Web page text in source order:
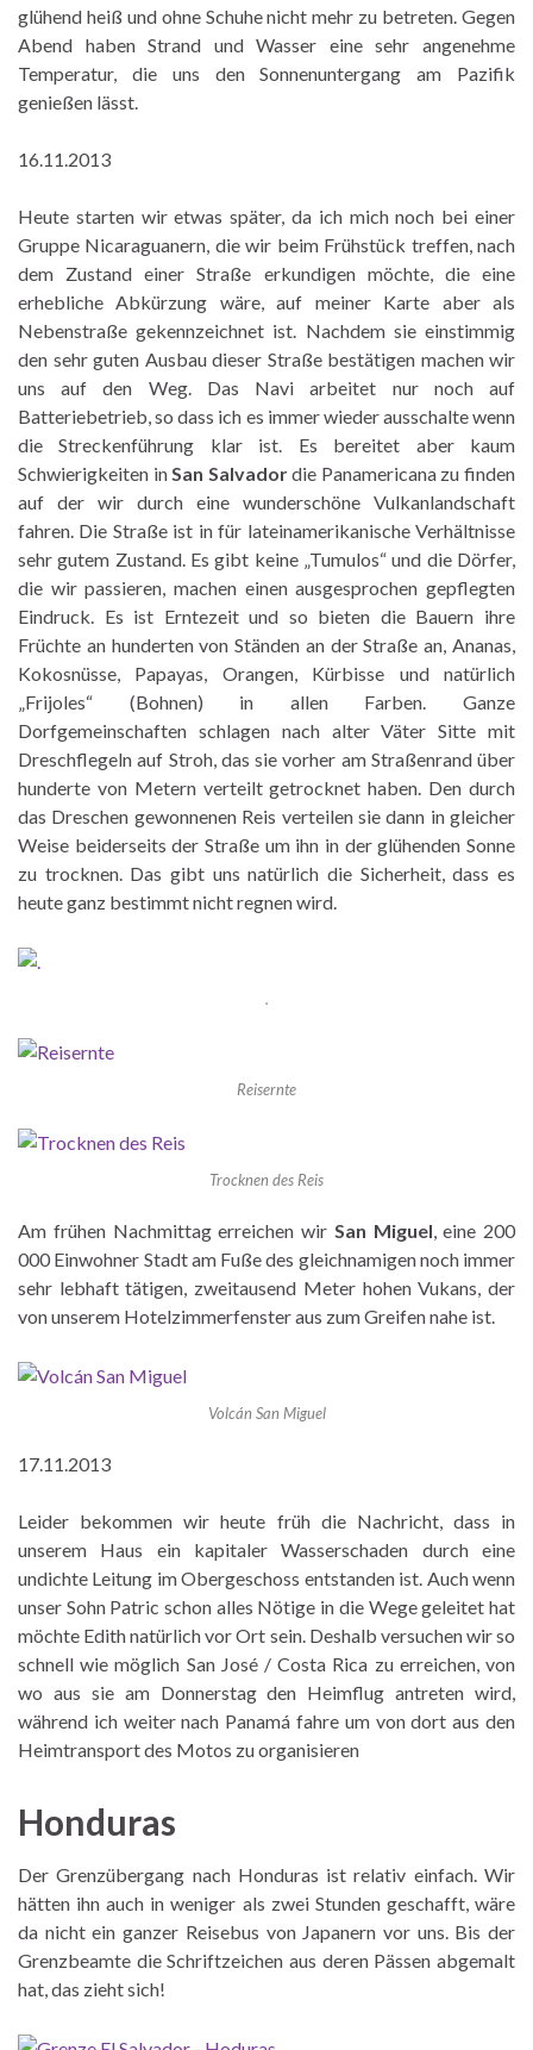
glühend heiß und ohne Schuhe nicht mehr zu betreten. Gegen
Abend haben Strand und Wasser eine sehr angenehme
Temperatur, die uns den Sonnenuntergang am Pazifik
genießen lässt.
16.11.2013
Heute starten wir etwas später, da ich mich noch bei einer
Gruppe Nicaraguanern, die wir beim Frühstück treffen, nach
dem Zustand einer Straße erkundigen möchte, die eine
erhebliche Abkürzung wäre, auf meiner Karte aber als
Nebenstraße gekennzeichnet ist. Nachdem sie einstimmig
den sehr guten Ausbau dieser Straße bestätigen machen wir
uns auf den Weg. Das Navi arbeitet nur noch auf
Batteriebetrieb, so dass ich es immer wieder ausschalte wenn
die Streckenführung klar ist. Es bereitet aber kaum
Schwierigkeiten inSan Salvadordie Panamericana zu finden
auf der wir durch eine wunderschöne Vulkanlandschaft
fahren. Die Straße ist in für lateinamerikanische Verhältnisse
sehr gutem Zustand. Es gibt keine „Tumulos“ und die Dörfer,
die wir passieren, machen einen ausgesprochen gepflegten
Eindruck. Es ist Erntezeit und so bieten die Bauern ihre
Früchte an hunderten von Ständen an der Straße an, Ananas,
Kokosnüsse, Papayas, Orangen, Kürbisse und natürlich
„Frijoles“ (Bohnen) in allen Farben. Ganze
Dorfgemeinschaften schlagen nach alter Väter Sitte mit
Dreschflegeln auf Stroh, das sie vorher am Straßenrand über
hunderte von Metern verteilt getrocknet haben. Den durch
das Dreschen gewonnenen Reis verteilen sie dann in gleicher
Weise beiderseits der Straße um ihn in der glühenden Sonne
zu trocknen. Das gibt uns natürlich die Sicherheit, dass es
heute ganz bestimmt nicht regnen wird.
.
Reisernte
Trocknen des Reis
Am frühen Nachmittag erreichen wir San Miguel, eine 200
000 Einwohner Stadt am Fuße des gleichnamigen noch immer
sehr lebhaft tätigen, zweitausend Meter hohen Vukans, der
von unserem Hotelzimmerfenster aus zum Greifen nahe ist.
Volcán San Miguel
17.11.2013
Leider bekommen wir heute früh die Nachricht, dass in
unserem Haus ein kapitaler Wasserschaden durch eine
undichte Leitung im Obergeschoss entstanden ist. Auch wenn
unser Sohn Patric schon alles Nötige in die Wege geleitet hat
möchte Edith natürlich vor Ort sein. Deshalb versuchen wir so
schnell wie möglich San José / Costa Rica zu erreichen, von
wo aus sie am Donnerstag den Heimflug antreten wird,
während ich weiter nach Panamá fahre um von dort aus den
Heimtransport des Motos zu organisieren
Honduras
Der Grenzübergang nach Honduras ist relativ einfach. Wir
hätten ihn auch in weniger als zwei Stunden geschafft, wäre
da nicht ein ganzer Reisebus von Japanern vor uns. Bis der
Grenzbeamte die Schriftzeichen aus deren Pässen abgemalt
hat, das zieht sich!